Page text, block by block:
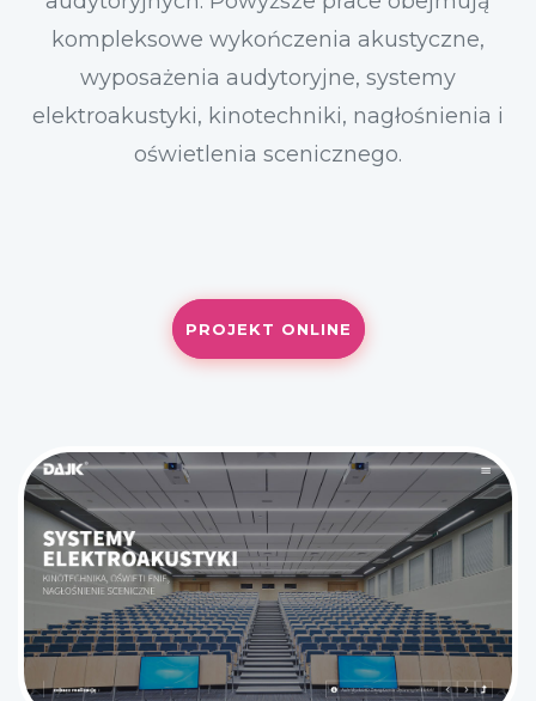
kompleksowe wykończenia akustyczne,
wyposażenia audytoryjne, systemy
elektroakustyki, kinotechniki, nagłośnienia i
oświetlenia scenicznego.
PROJEKT ONLINE